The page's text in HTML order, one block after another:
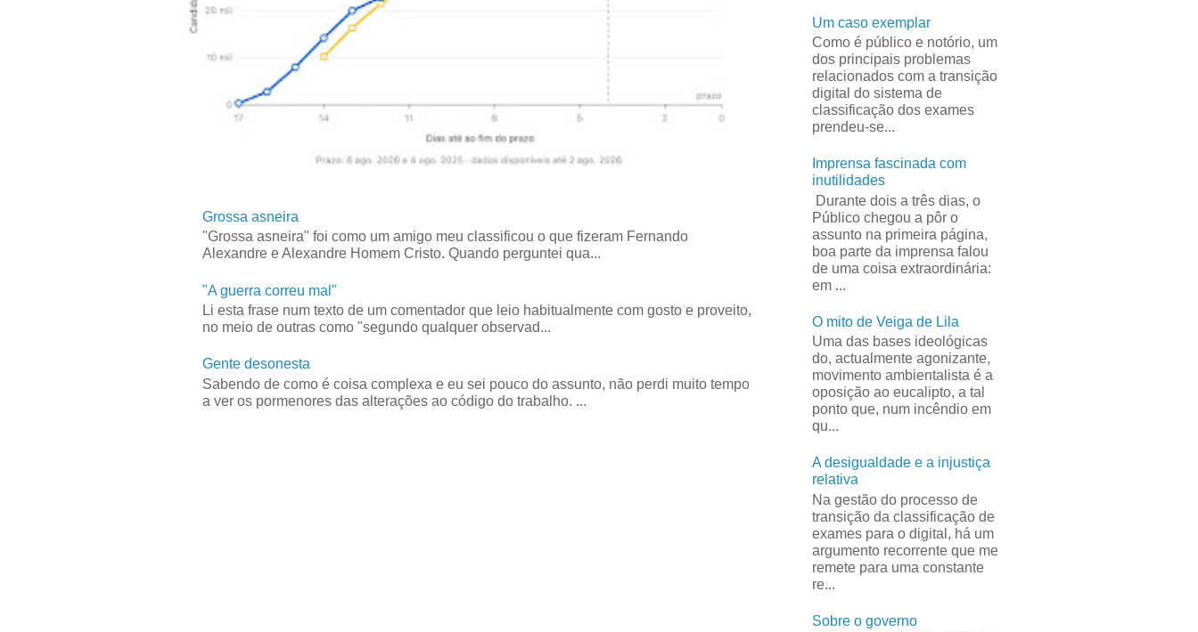
Grossa asneira
"Grossa asneira" foi como um amigo meu classificou o que fizeram Fernando
Alexandre e Alexandre Homem Cristo. Quando perguntei qua...
"A guerra correu mal"
Li esta frase num texto de um comentador que leio habitualmente com gosto e proveito,
no meio de outras como "segundo qualquer observad...
Gente desonesta
Sabendo de como é coisa complexa e eu sei pouco do assunto, não perdi muito tempo
a ver os pormenores das alterações ao código do trabalho. ...
Um caso exemplar
Como é público e notório, um
dos principais problemas
relacionados com a transição
digital do sistema de
classificação dos exames
prendeu-se...
Imprensa fascinada com
inutilidades
Durante dois a três dias, o
Público chegou a pôr o
assunto na primeira página,
boa parte da imprensa falou
de uma coisa extraordinária:
em ...
O mito de Veiga de Lila
Uma das bases ideológicas
do, actualmente agonizante,
movimento ambientalista é a
oposição ao eucalipto, a tal
ponto que, num incêndio em
qu...
A desigualdade e a injustiça
relativa
Na gestão do processo de
transição da classificação de
exames para o digital, há um
argumento recorrente que me
remete para uma constante
re...
Sobre o governo